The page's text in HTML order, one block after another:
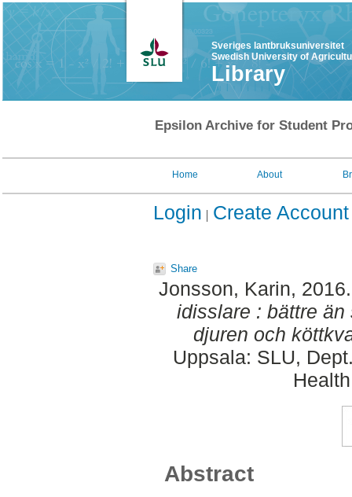
Sveriges lantbruksuniversitet
Swedish University of
Library
Epsilon Archive for Student
Home About
Login Create Account
Share
Jonsson, Karin,
idisslare : bättre
djuren och
Uppsala: SLU,
Abstract